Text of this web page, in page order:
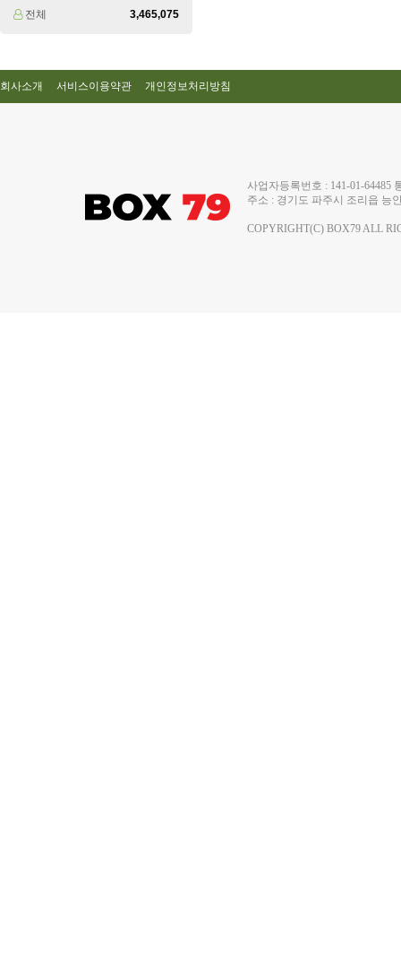
전체
3,465,075
회사소개 서비스이용약관 개인정보처리방침
사업자등록번호 : 141-01-
주소 : 경기도 파주시 조리읍 능
COPYRIGHT(C) BOX79 ALL